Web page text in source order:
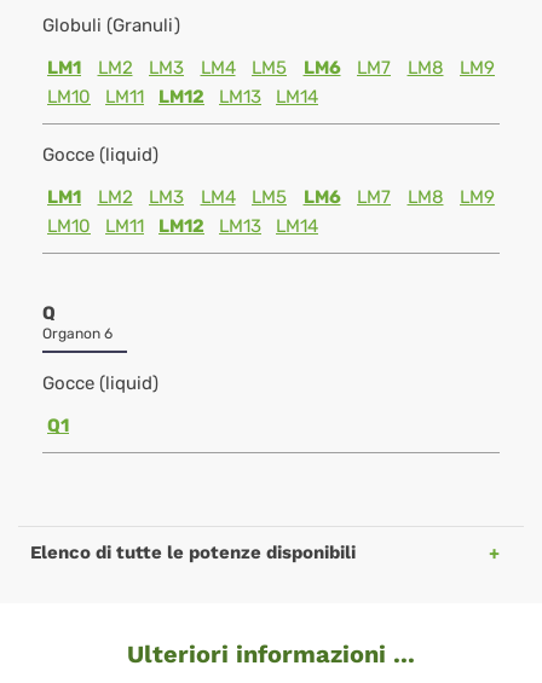
Globuli (Granuli)
LM1
LM2 LM3 LM4 LM5 LM6 LM7 LM8
LM9
LM10
LM11 LM12 LM13 LM14
Gocce (liquid)
LM1
LM2 LM3 LM4 LM5 LM6 LM7 LM8
LM9
LM10
LM11 LM12 LM13 LM14
Q
Organon 6
Gocce (liquid)
Q1
Elenco di tutte le potenze disponibili
Ulteriori informazioni ...